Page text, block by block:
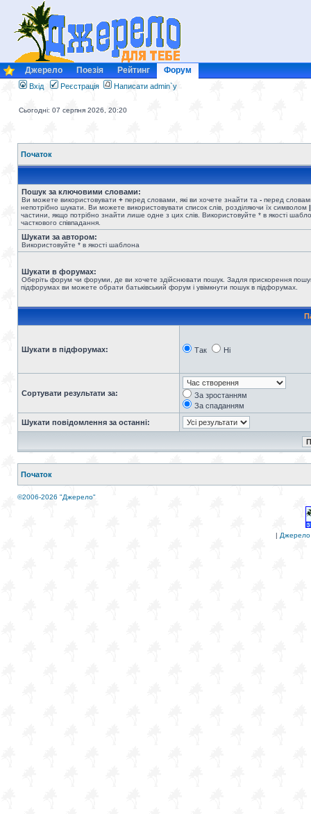
Джерело Поезія Рейтинг Форум
Вхід Реєстрація Написати admin`у
Сьогодні: 07 серпня 2026, 20:20
Початок
Пошук за ключовими словами:
Ви можете використовувати + перед словами, які ви хочете знайти та - перед
непотрібно шукати. Ви можете використовувати список слів, розділяючи їх символом |
частини, якщо потрібно знайти лише одне з цих слів. Використовуйте * в якості
часткового співпадання.
Шукати за автором:
Використовуйте * в якості шаблона
Шукати в форумах:
Оберіть форум чи форуми, де ви хочете здійснювати пошук. Задля прискорення
підфорумах ви можете обрати батьківський форум і увімкнути пошук в підфорумах.
Шукати в підфорумах: Так Ні
Сортувати результати за:
За зростанням
За спаданням
Шукати повідомлення за останні:
Початок
©2006-2026 "Джерело"
| Джерело